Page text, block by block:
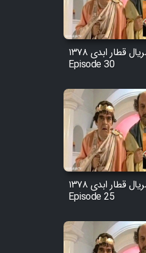
سریال قطار ابدی ۱۳۷۸ -
Episode 30
سریال قطار ابدی ۱۳۷۸ -
Episode 25